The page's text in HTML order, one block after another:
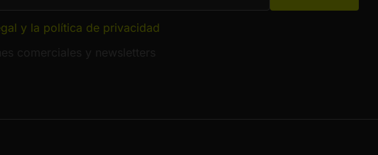
y la política de privacidad